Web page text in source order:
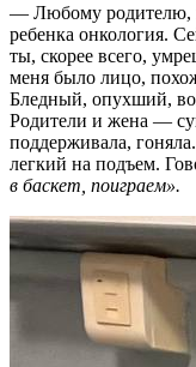
— Любому родителю,
ребенка онкология.
ты, скорее всего,
меня было лицо,
Бледный, опухший,
Родители и жена —
поддерживала,
легкий на подъем.
в баскет, поиграем».